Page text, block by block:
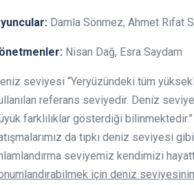
Damla Sönmez, Ahmet Rıfat
Nisan Dağ, Esra Saydam
seviyesi “Yeryüzündeki tüm
referans seviyedir. Deniz
farklılıklar gösterdiği bilinmektedir.”
da tıpkı deniz seviyesi
seviyemiz kendimizi
için deniz